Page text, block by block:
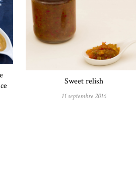
Sweet relish
11 septembre 2016